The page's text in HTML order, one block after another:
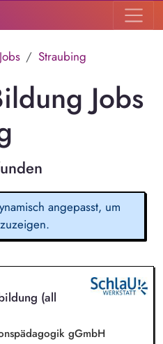
Straubing
Jobs
angepasst, um
(all
gGmbH